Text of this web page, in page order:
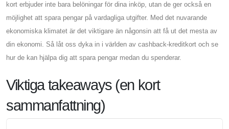
kort erbjuder inte bara belöningar för dina inköp, utan de ger också en
möjlighet att spara pengar på vardagliga utgifter. Med det nuvarande
ekonomiska klimatet är det viktigare än någonsin att få ut det mesta av
din ekonomi. Så låt oss dyka in i världen av cashback-kreditkort och se
hur de kan hjälpa dig att spara pengar medan du spenderar.
Viktiga takeaways (en kort
sammanfattning)